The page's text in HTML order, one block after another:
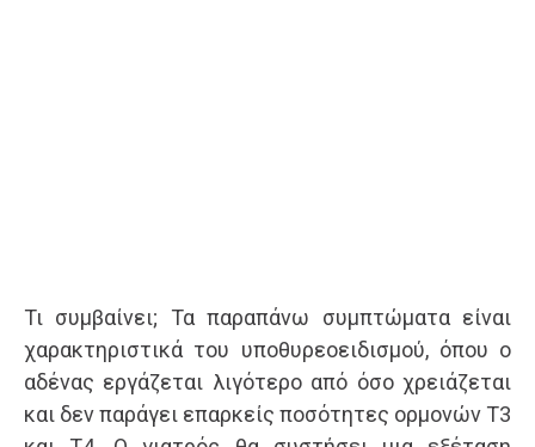
Τι συμβαίνει; Τα παραπάνω συμπτώματα είναι
χαρακτηριστικά του υποθυρεοειδισμού, όπου ο
αδένας εργάζεται λιγότερο από όσο χρειάζεται
και δεν παράγει επαρκείς ποσότητες ορμονών Τ3